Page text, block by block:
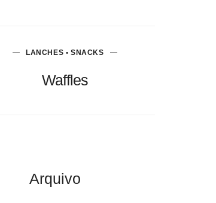
LANCHES • SNACKS
Waffles
Arquivo